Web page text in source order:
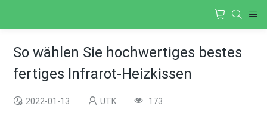
So wählen Sie hochwertiges bestes
fertiges Infrarot-Heizkissen
2022-01-13 UTK 173